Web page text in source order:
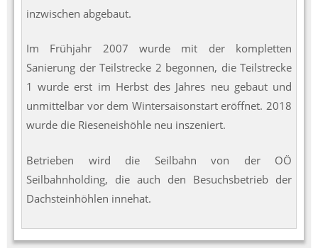
inzwischen abgebaut.
Im Frühjahr 2007 wurde mit der kompletten
Sanierung der Teilstrecke 2 begonnen, die Teilstrecke
1 wurde erst im Herbst des Jahres neu gebaut und
unmittelbar vor dem Wintersaisonstart eröffnet. 2018
wurde die Rieseneishöhle neu inszeniert.
Betrieben wird die Seilbahn von der OÖ
Seilbahnholding, die auch den Besuchsbetrieb der
Dachsteinhöhlen innehat.